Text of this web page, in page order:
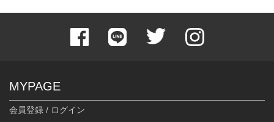
MYPAGE
会員登録 / ログイン